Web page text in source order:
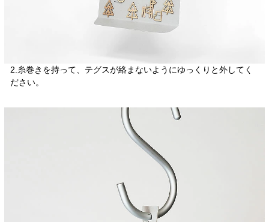
2.糸巻きを持って、テグスが絡まないようにゆっくりと外してく
ださい。